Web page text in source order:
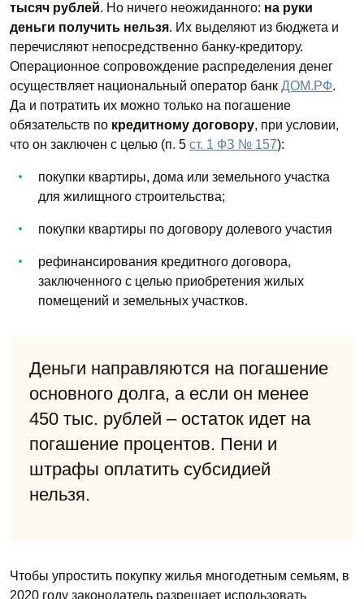
тысяч рублей. Но ничего неожиданного: на руки
деньги получить нельзя. Их выделяют из бюджета и
перечисляют непосредственно банку-кредитору.
Операционное сопровождение распределения денег
осуществляет национальный оператор банк ДОМ.РФ.
Да и потратить их можно только на погашение
обязательств по кредитному договору, при условии,
что он заключен с целью (п. 5 ст. 1 ФЗ № 157):
покупки квартиры, дома или земельного участка
для жилищного строительства;
покупки квартиры по договору долевого участия
рефинансирования кредитного договора,
заключенного с целью приобретения жилых
помещений и земельных участков.
Деньги направляются на погашение
основного долга, а если он менее
450 тыс. рублей – остаток идет на
погашение процентов. Пени и
штрафы оплатить субсидией
нельзя.
Чтобы упростить покупку жилья многодетным семьям, в
2020 году законодатель разрешает использовать